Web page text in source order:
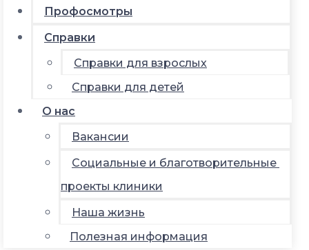
Профосмотры
Справки
Справки для взрослых
Справки для детей
О нас
Вакансии
Социальные и благотворительные
проекты клиники
Наша жизнь
Полезная информация